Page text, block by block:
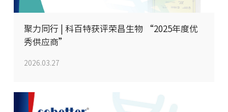
聚力同行 | 科百特获评荣昌生物 “2025年度优
秀供应商”
2026.03.27